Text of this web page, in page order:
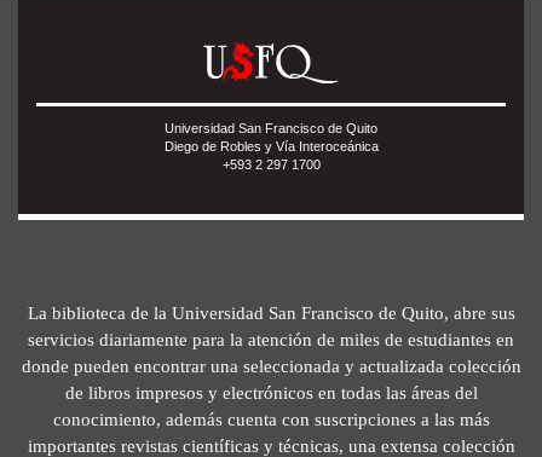
Universidad San Francisco de Quito
Diego de Robles y Vía Interoceánica
+593 2 297 1700
La biblioteca de la Universidad San Francisco de Quito, abre sus
servicios diariamente para la atención de miles de estudiantes en
donde pueden encontrar una seleccionada y actualizada colección
de libros impresos y electrónicos en todas las áreas del
conocimiento, además cuenta con suscripciones a las más
importantes revistas científicas y técnicas, una extensa colección